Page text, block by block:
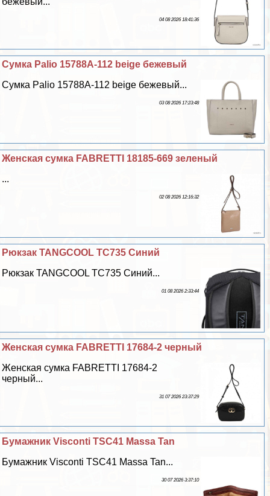
04 08 2026 18:41:36
Сумка Palio 15788A-112 beige бежевый
Сумка Palio 15788A-112 beige бежевый...
03 08 2026 17:23:48
Женская сумка FABRETTI 18185-669 зеленый
...
02 08 2026 12:16:32
Рюкзак TANGCOOL TC735 Синий
Рюкзак TANGCOOL TC735 Синий...
01 08 2026 2:33:44
Женская сумка FABRETTI 17684-2 черный
Женская сумка FABRETTI 17684-2
черный...
31 07 2026 23:37:29
Бумажник Visconti TSC41 Massa Tan
Бумажник Visconti TSC41 Massa Tan...
30 07 2026 3:37:10